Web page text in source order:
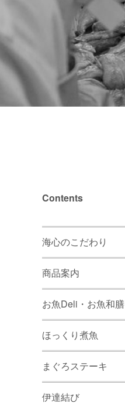
Contents
海心のこだわり
商品案内
お魚Deli・お魚和膳
ほっくり煮魚
まぐろステーキ
伊達結び